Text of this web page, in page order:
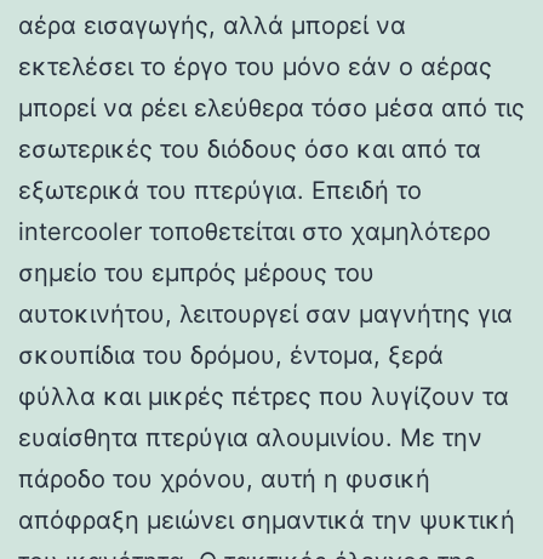
αέρα εισαγωγής, αλλά μπορεί να
εκτελέσει το έργο του μόνο εάν ο αέρας
μπορεί να ρέει ελεύθερα τόσο μέσα από τις
εσωτερικές του διόδους όσο και από τα
εξωτερικά του πτερύγια. Επειδή το
intercooler τοποθετείται στο χαμηλότερο
σημείο του εμπρός μέρους του
αυτοκινήτου, λειτουργεί σαν μαγνήτης για
σκουπίδια του δρόμου, έντομα, ξερά
φύλλα και μικρές πέτρες που λυγίζουν τα
ευαίσθητα πτερύγια αλουμινίου. Με την
πάροδο του χρόνου, αυτή η φυσική
απόφραξη μειώνει σημαντικά την ψυκτική